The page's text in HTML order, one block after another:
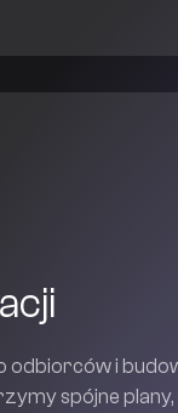
odbiorców i
spójne plany,